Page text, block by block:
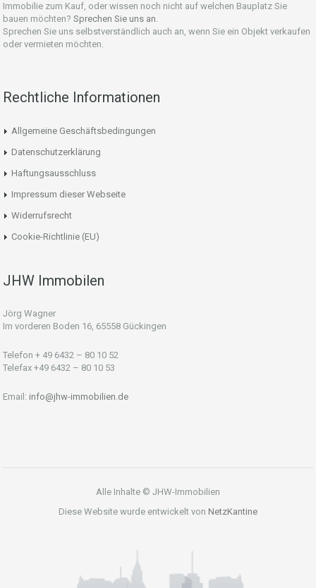
Immobilie zum Kauf, oder wissen noch nicht auf welchen Bauplatz Sie
bauen möchten? Sprechen Sie uns an.
Sprechen Sie uns selbstverständlich auch an, wenn Sie ein Objekt verkaufen
oder vermieten möchten.
Rechtliche Informationen
Allgemeine Geschäftsbedingungen
Datenschutzerklärung
Haftungsausschluss
Impressum dieser Webseite
Widerrufsrecht
Cookie-Richtlinie (EU)
JHW Immobilen
Jörg Wagner
Im vorderen Boden 16, 65558 Gückingen
Telefon + 49 6432 – 80 10 52
Telefax +49 6432 – 80 10 53
Email: info@jhw-immobilien.de
Alle Inhalte © JHW-Immobilien
Diese Website wurde entwickelt von NetzKantine